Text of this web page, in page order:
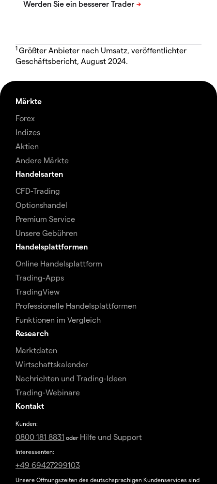
1 Größter Anbieter nach Umsatz, veröffentlichter
Geschäftsbericht, August 2024.
Märkte
Forex
Indizes
Aktien
Andere Märkte
Handelsarten
CFD-Trading
Optionshandel
Premium Service
Unsere Gebühren
Handelsplattformen
Online Handelsplattform
Trading-Apps
TradingView
Professionelle Handelsplattformen
Funktionen im Vergleich
Research
Marktdaten
Wirtschaftskalender
Nachrichten und Trading-Ideen
Trading-Webinare
Kontakt
Kunden:
0800 181 8831 oder Hilfe und Support
Interessenten:
+49 69427299103
Unsere Öffnungszeiten des deutschsprachigen Kundenservices sind